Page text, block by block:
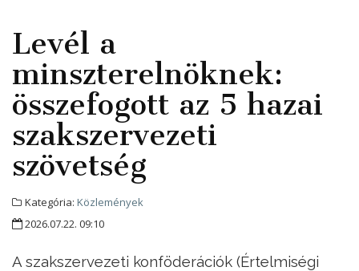
Levél a
minszterelnöknek:
összefogott az 5 hazai
szakszervezeti
szövetség
Kategória: Közlemények
2026.07.22. 09:10
A szakszervezeti konföderációk (Értelmiségi